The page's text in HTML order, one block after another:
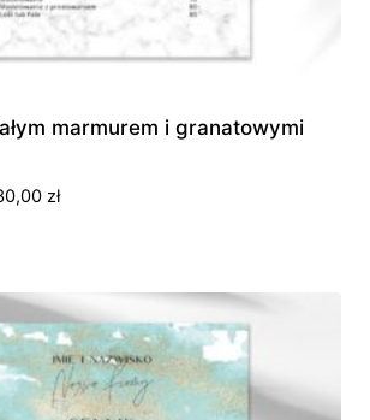
marmurem i granatowymi
złZakres
do
230,00 zł